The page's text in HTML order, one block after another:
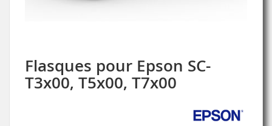
Flasques pour Epson SC-
T3x00, T5x00, T7x00
Skip
to
the